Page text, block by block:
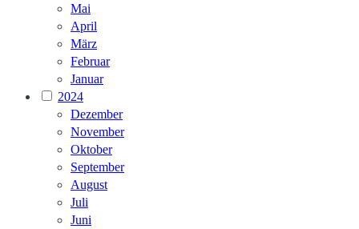
Mai
April
März
Februar
Januar
2024
Dezember
November
Oktober
September
August
Juli
Juni